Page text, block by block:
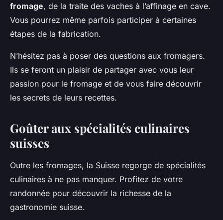
fromage, de la traite des vaches à l’affinage en cave.
Vous pourrez même parfois participer à certaines
étapes de la fabrication.
N’hésitez pas à poser des questions aux fromagers.
Ils se feront un plaisir de partager avec vous leur
passion pour le fromage et de vous faire découvrir
les secrets de leurs recettes.
Goûter aux spécialités culinaires
suisses
Outre les fromages, la Suisse regorge de spécialités
culinaires à ne pas manquer. Profitez de votre
randonnée pour découvrir la richesse de la
gastronomie suisse.